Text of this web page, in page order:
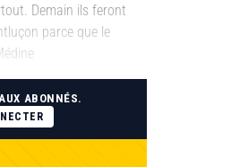
Demain ils feront
parce que le
ABONNÉS.